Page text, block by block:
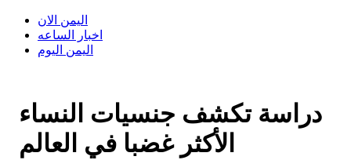
اليمن الان
اخبار الساعه
اليمن اليوم
دراسة تكشف جنسيات النساء
الأكثر غضبا في العالم